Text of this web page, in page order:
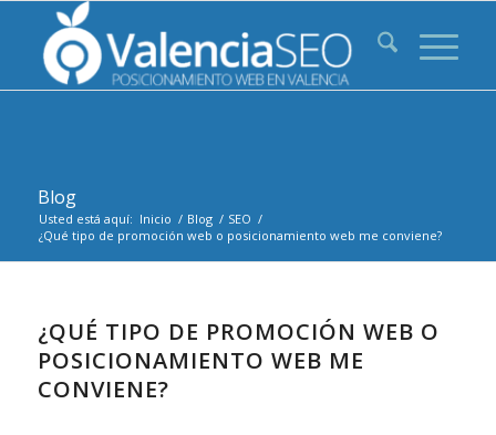
Blog
Usted está aquí: Inicio / Blog / SEO /
¿Qué tipo de promoción web o posicionamiento web me conviene?
¿QUÉ TIPO DE PROMOCIÓN WEB O
POSICIONAMIENTO WEB ME
CONVIENE?